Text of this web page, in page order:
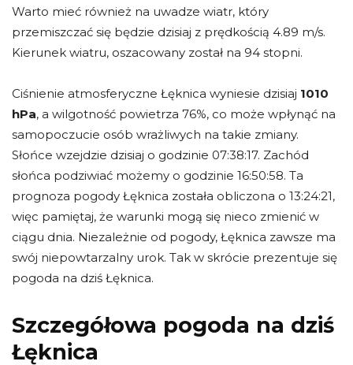
Warto mieć również na uwadze wiatr, który
przemiszczać się będzie dzisiaj z prędkością 4.89 m/s.
Kierunek wiatru, oszacowany został na 94 stopni.
Ciśnienie atmosferyczne Łęknica wyniesie dzisiaj 1010
hPa, a wilgotność powietrza 76%, co może wpłynąć na
samopoczucie osób wrażliwych na takie zmiany.
Słońce wzejdzie dzisiaj o godzinie 07:38:17. Zachód
słońca podziwiać możemy o godzinie 16:50:58. Ta
prognoza pogody Łęknica została obliczona o 13:24:21,
więc pamiętaj, że warunki mogą się nieco zmienić w
ciągu dnia. Niezależnie od pogody, Łęknica zawsze ma
swój niepowtarzalny urok. Tak w skrócie prezentuje się
pogoda na dziś Łęknica.
Szczegółowa pogoda na dziś
Łęknica